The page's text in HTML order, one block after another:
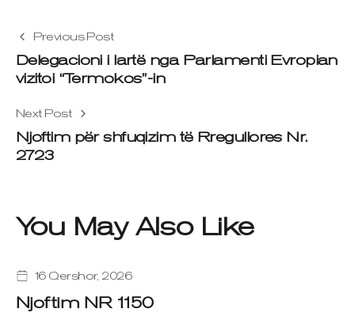
Previous Post
Delegacioni i lartë nga Parlamenti Evropian
vizitoi “Termokos”-in
Next Post
Njoftim për shfuqizim të Rregullores Nr.
2723
You May Also Like
16 Qershor, 2026
Njoftim NR 1150